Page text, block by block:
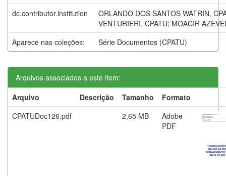
dc.contributor.institution
ORLANDO DOS SANTOS WATRIN,
VENTURIERI, CPATU; MOACIR
Aparece nas coleções:
Série Documentos (CPATU)
Arquivos associados a este item:
Arquivo
Descrição Tamanho
Formato
CPATUDoc126.pdf
2,65 MB
Adobe
PDF